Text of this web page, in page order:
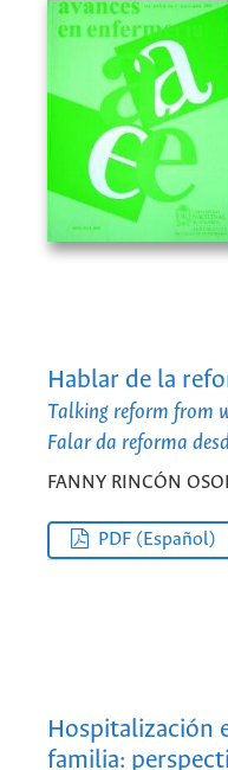
Hablar de la
Talking reform from
Falar da reforma
FANNY RINCÓN
PDF (Español)
Hospitalización
familia: